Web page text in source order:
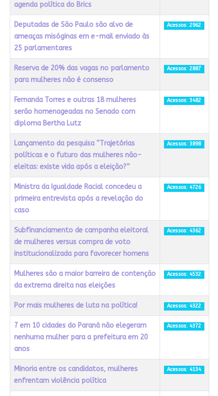
agenda política do Brics
Deputadas de São Paulo são alvo de
ameaças misóginas em e-mail enviado às
25 parlamentares
Acessos: 2962
Reserva de 20% das vagas no parlamento
para mulheres não é consenso
Acessos: 2887
Fernanda Torres e outras 18 mulheres
serão homenageadas no Senado com
diploma Bertha Lutz
Acessos: 3482
Lançamento da pesquisa “Trajetórias
políticas e o futuro das mulheres não-
eleitas: existe vida após a eleição?”
Acessos: 3898
Ministra da Igualdade Racial concedeu a
primeira entrevista após a revelação do
caso
Acessos: 4726
Subfinanciamento de campanha eleitoral
de mulheres versus compra de voto
institucionalizada para favorecer homens
Acessos: 4362
Mulheres são a maior barreira de contenção
da extrema direita nas eleições
Acessos: 4532
Por mais mulheres de luta na política! Acessos: 4322
7 em 10 cidades do Paraná não elegeram
nenhuma mulher para a prefeitura em 20
anos
Acessos: 4372
Minoria entre os candidatos, mulheres
enfrentam violência política
Acessos: 4134